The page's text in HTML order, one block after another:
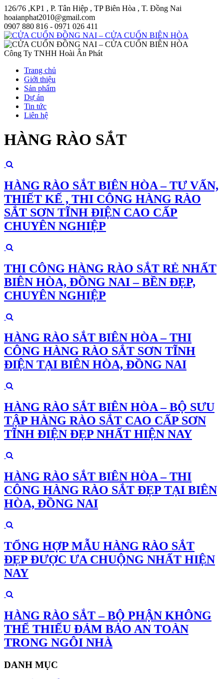
126/76 ,KP1 , P. Tân Hiệp , TP Biên Hòa , T. Đồng Nai
hoaianphat2010@gmail.com
0907 880 816 - 0971 026 411
Công Ty TNHH Hoài Ân Phát
Trang chủ
Giới thiệu
Sản phẩm
Dự án
Tin tức
Liên hệ
HÀNG RÀO SẮT
HÀNG RÀO SẮT BIÊN HÒA – TƯ VẤN,
THIẾT KẾ , THI CÔNG HÀNG RÀO
SẮT SƠN TĨNH ĐIỆN CAO CẤP
CHUYÊN NGHIỆP
THI CÔNG HÀNG RÀO SẮT RẺ NHẤT
BIÊN HÒA, ĐỒNG NAI – BỀN ĐẸP,
CHUYÊN NGHIỆP
HÀNG RÀO SẮT BIÊN HÒA – THI
CÔNG HÀNG RÀO SẮT SƠN TĨNH
ĐIỆN TẠI BIÊN HÒA, ĐỒNG NAI
HÀNG RÀO SẮT BIÊN HÒA – BỘ SƯU
TẬP HÀNG RÀO SẮT CAO CẤP SƠN
TĨNH ĐIỆN ĐẸP NHẤT HIỆN NAY
HÀNG RÀO SẮT BIÊN HÒA – THI
CÔNG HÀNG RÀO SẮT ĐẸP TẠI BIÊN
HÒA, ĐỒNG NAI
TỔNG HỢP MẪU HÀNG RÀO SẮT
ĐẸP ĐƯỢC ƯA CHUỘNG NHẤT HIỆN
NAY
HÀNG RÀO SẮT – BỘ PHẬN KHÔNG
THỂ THIẾU ĐẢM BẢO AN TOÀN
TRONG NGÔI NHÀ
DANH MỤC